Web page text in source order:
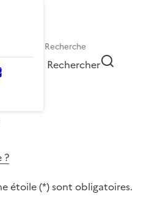
Rechercher
?
étoile (*) sont obligatoires.